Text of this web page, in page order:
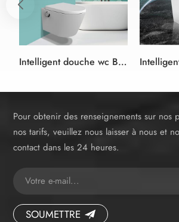
Intelligent douche wc Bidet Siège de couleur blanc et noir style allemand
Pour obtenir des renseignements sur nos
nos tarifs, veuillez nous laisser à nous et
contact dans les 24 heures.
SOUMETTRE